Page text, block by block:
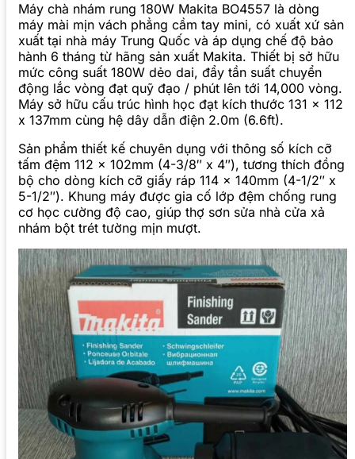
Máy chà nhám rung 180W Makita BO4557 là dòng
máy mài mịn vách phẳng cầm tay mini, có xuất xứ sản
xuất tại nhà máy Trung Quốc và áp dụng chế độ bảo
hành 6 tháng từ hãng sản xuất Makita. Thiết bị sở hữu
mức công suất 180W dẻo dai, đẩy tần suất chuyển
động lắc vòng đạt quỹ đạo / phút lên tới 14,000 vòng.
Máy sở hữu cấu trúc hình học đạt kích thước 131 x 112
x 137mm cùng hệ dây dẫn điện 2.0m (6.6ft).
Sản phẩm thiết kế chuyên dụng với thông số kích cỡ
tấm đệm 112 x 102mm (4-3/8″ x 4″), tương thích đồng
bộ cho dòng kích cỡ giấy ráp 114 x 140mm (4-1/2″ x
5-1/2″). Khung máy được gia cố lớp đệm chống rung
cơ học cường độ cao, giúp thợ sơn sửa nhà cửa xả
nhám bột trét tường mịn mượt.